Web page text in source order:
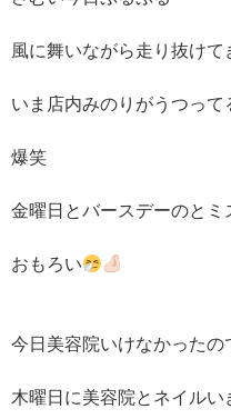
風に舞いながら走り抜けて
いま店内みのりがうつっ
爆笑
金曜日とバースデーのとミ
おもろい
今日美容院いけなかったの
木曜日に美容院とネイルい